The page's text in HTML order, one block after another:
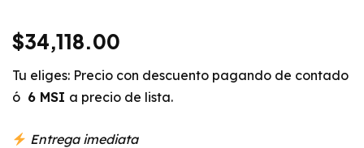
$34,118.00
Tu eliges: Precio con descuento pagando de contado
ó 6 MSI a precio de lista.
Entrega imediata